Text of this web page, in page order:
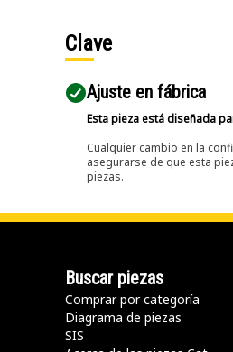
Clave
Ajuste en fábrica
Esta pieza está diseñada
Cualquier cambio en la
asegurarse de que esta
piezas.
Buscar piezas
Comprar por categoría
Diagrama de piezas
SIS